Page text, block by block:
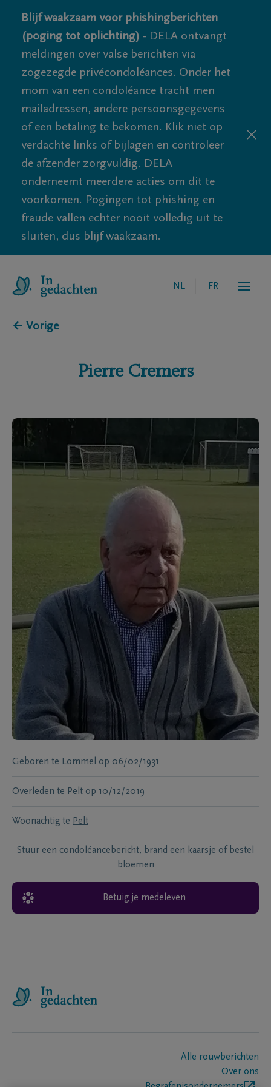
Blijf waakzaam voor phishingberichten
(poging tot oplichting) - DELA ontvangt
meldingen over valse berichten via
zogezegde privécondoléances. Onder het
mom van een condoléance tracht men
mailadressen, andere persoonsgegevens
of een betaling te bekomen. Klik niet op
verdachte links of bijlagen en controleer
de afzender zorgvuldig. DELA
onderneemt meerdere acties om dit te
voorkomen. Pogingen tot phishing en
fraude vallen echter nooit volledig uit te
sluiten, dus blijf waakzaam.
NL FR
← Vorige
Pierre Cremers
Geboren te Lommel op 06/02/1931
Overleden te Pelt op 10/12/2019
Woonachtig te Pelt
Stuur een condoléancebericht, brand een kaarsje of bestel
bloemen
Betuig je medeleven
Alle rouwberichten
Over ons